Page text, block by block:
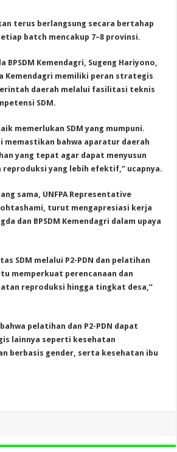
terus berlangsung secara bertahap
batch mencakup 7–8 provinsi.
BPSDM Kemendagri, Sugeng Hariyono,
Kemendagri memiliki peran strategis
daerah melalui fasilitasi teknis
SDM.
memerlukan SDM yang mumpuni.
memastikan bahwa aparatur daerah
yang tepat agar dapat menyusun
yang lebih efektif,” ucapnya.
sama, UNFPA Representative
turut mengapresiasi kerja
dan BPSDM Kemendagri dalam upaya
SDM melalui P2-PDN dan pelatihan
memperkuat perencanaan dan
reproduksi hingga tingkat desa,”
pelatihan dan P2-PDN dapat
lainnya seperti kesehatan
berbasis gender, serta kesehatan ibu